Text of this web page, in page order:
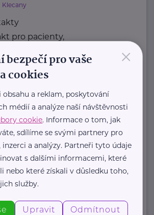
Klecany
pro pacienty,
244
uehpcbb
×
pro vaše
cookies
obsahu a reklam, poskytování
médií a analýze naší návštěvnosti
cookie. Informace o tom, jak
sdílíme se svými partnery pro
inzerci a analýzy. Partneři tyto údaje
s dalšími informacemi, které
nebo které získali v důsledku toho,
služby.
Upravit Odmítnout